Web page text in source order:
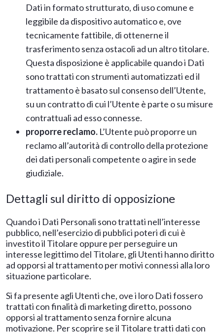
Dati in formato strutturato, di uso comune e
leggibile da dispositivo automatico e, ove
tecnicamente fattibile, di ottenerne il
trasferimento senza ostacoli ad un altro titolare.
Questa disposizione è applicabile quando i Dati
sono trattati con strumenti automatizzati ed il
trattamento è basato sul consenso dell’Utente,
su un contratto di cui l’Utente è parte o su misure
contrattuali ad esso connesse.
proporre reclamo. L’Utente può proporre un
reclamo all’autorità di controllo della protezione
dei dati personali competente o agire in sede
giudiziale.
Dettagli sul diritto di opposizione
Quando i Dati Personali sono trattati nell’interesse
pubblico, nell’esercizio di pubblici poteri di cui è
investito il Titolare oppure per perseguire un
interesse legittimo del Titolare, gli Utenti hanno diritto
ad opporsi al trattamento per motivi connessi alla loro
situazione particolare.
Si fa presente agli Utenti che, ove i loro Dati fossero
trattati con finalità di marketing diretto, possono
opporsi al trattamento senza fornire alcuna
motivazione. Per scoprire se il Titolare tratti dati con